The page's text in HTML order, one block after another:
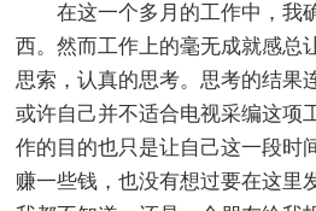
在这一个多月的工作中，我
西。然而工作上的毫无成就感总
思索，认真的思考。思考的结
或许自己并不适合电视采编这项
作的目的也只是让自己这一段时
赚一些钱，也没有想过要在这里